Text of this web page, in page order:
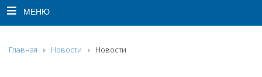
МЕНЮ
НОВОСТИ
Главная Новости Новости